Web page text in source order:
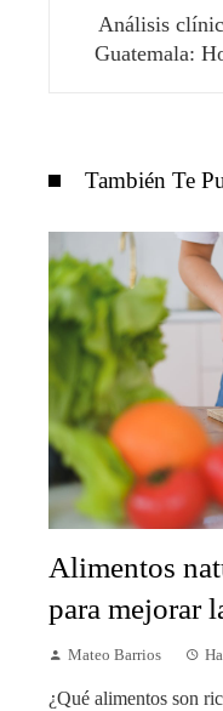
Análisis
Guatemala:
También Te
Alimentos
para mejorar
Mateo Barrios
¿Qué alimentos son